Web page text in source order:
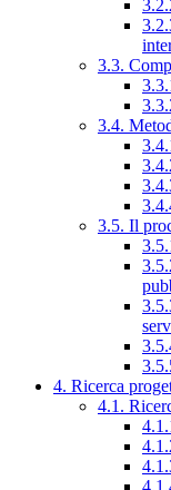
3.3.
3.4.
3.5. Il
4. Ricerca
4.1.